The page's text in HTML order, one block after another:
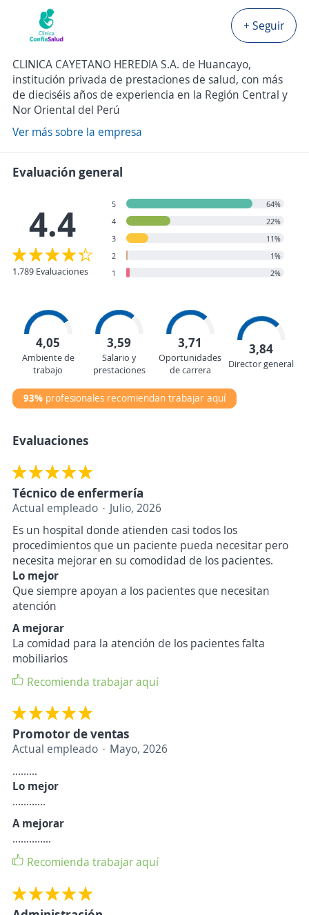
+ Seguir
CLINICA CAYETANO HEREDIA S.A. de Huancayo,
institución privada de prestaciones de salud, con más
de dieciséis años de experiencia en la Región Central y
Nor Oriental del Perú
Ver más sobre la empresa
Evaluación general
4.4
1.789 Evaluaciones
5
64%
4
22%
3
11%
2
1%
1
2%
4,05
Ambiente de
trabajo
3,59
Salario y
prestaciones
3,71
Oportunidades
de carrera
3,84
Director general
93% profesionales recomiendan trabajar aquí
Evaluaciones
Técnico de enfermería
Actual empleado
Julio, 2026
Es un hospital donde atienden casi todos los
procedimientos que un paciente pueda necesitar pero
necesita mejorar en su comodidad de los pacientes.
Lo mejor
Que siempre apoyan a los pacientes que necesitan
atención
A mejorar
La comidad para la atención de los pacientes falta
mobiliarios
Recomienda trabajar aquí
Promotor de ventas
Actual empleado
Mayo, 2026
.........
Lo mejor
............
A mejorar
..............
Recomienda trabajar aquí